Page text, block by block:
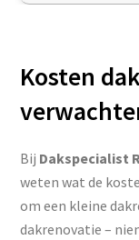
Kosten
Bij Dakspecialist
weten wat de
om een kleine
dakrenovatie –